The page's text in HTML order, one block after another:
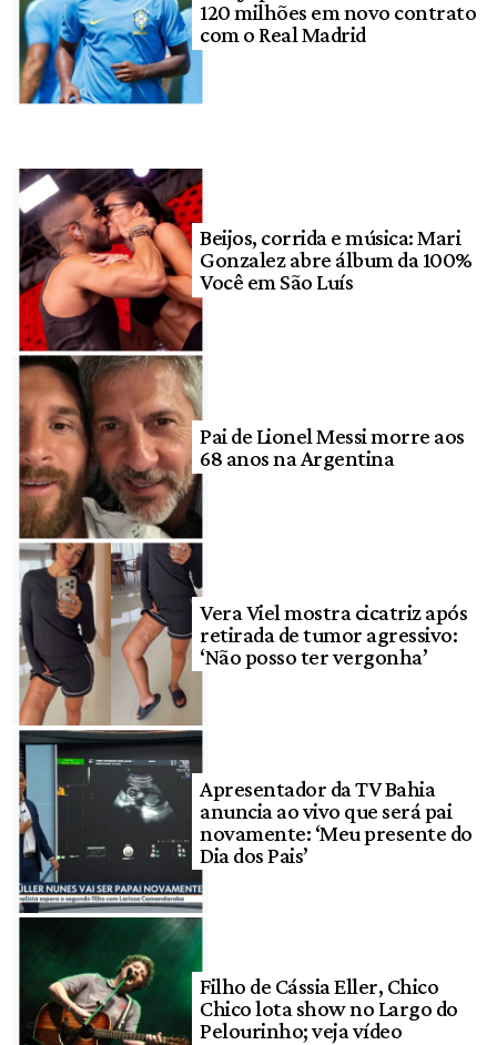
120 milhões em novo contrato
com o Real Madrid
Beijos, corrida e música: Mari
Gonzalez abre álbum da 100%
Você em São Luís
Pai de Lionel Messi morre aos
68 anos na Argentina
Vera Viel mostra cicatriz após
retirada de tumor agressivo:
‘Não posso ter vergonha’
Apresentador da TV Bahia
anuncia ao vivo que será pai
novamente: ‘Meu presente do
Dia dos Pais’
Filho de Cássia Eller, Chico
Chico lota show no Largo do
Pelourinho; veja vídeo